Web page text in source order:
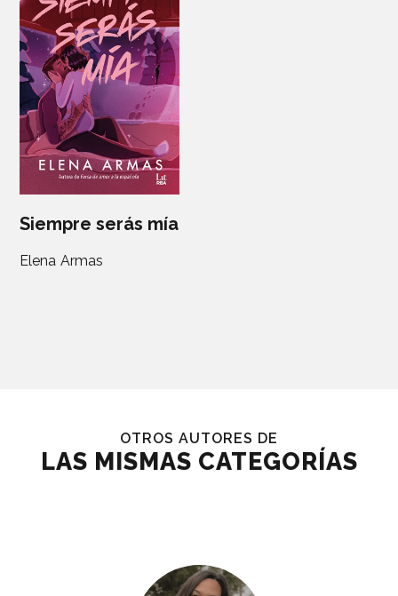
Siempre serás mía
Elena Armas
OTROS AUTORES DE
LAS MISMAS CATEGORÍAS